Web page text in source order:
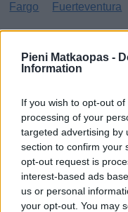
Pieni Matkaopas -
Information
If you wish to opt-out
processing of your
targeted advertising by
section to confirm your
opt-out request is
interest-based ads
us or personal
your opt-out. You may
Fargo Fuerteventura
Gibraltar Gran Canaria
Haag Hammamet
Helsingborg
Hong Kong
Honolulu